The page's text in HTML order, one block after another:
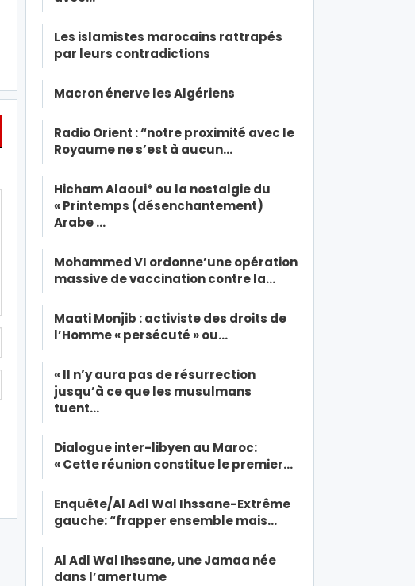
Les islamistes marocains rattrapés
par leurs contradictions
Macron énerve les Algériens
Radio Orient : “notre proximité avec le
Royaume ne s’est à aucun…
Hicham Alaoui* ou la nostalgie du
« Printemps (désenchantement)
Arabe …
Mohammed VI ordonne’une opération
massive de vaccination contre la…
Maati Monjib : activiste des droits de
l’Homme « persécuté » ou…
« Il n’y aura pas de résurrection
jusqu’à ce que les musulmans
tuent…
Dialogue inter-libyen au Maroc:
« Cette réunion constitue le premier…
Enquête/Al Adl Wal Ihssane-Extrême
gauche: “frapper ensemble mais…
Al Adl Wal Ihssane, une Jamaa née
dans l’amertume